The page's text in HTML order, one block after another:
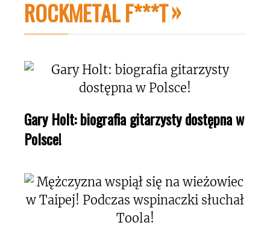
ROCKMETAL F***T
Gary Holt: biografia gitarzysty dostępna w
Polsce!